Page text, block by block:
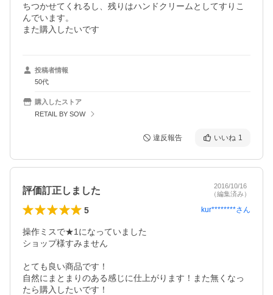
ちつかせてくれるし、残りはハンドクリームとしてすりこ
んでいます。
また購入したいです
投稿者情報
50代
購入したストア
RETAIL BY SOW
違反報告 いいね 1
評価訂正しました
2016/10/16
（編集済み）
5 kur********さん
操作ミスで★1になっていました
ショップ様すみません
とても良い商品です！
自然にまとまりのある感じに仕上がります！また無くなっ
たら購入したいです！